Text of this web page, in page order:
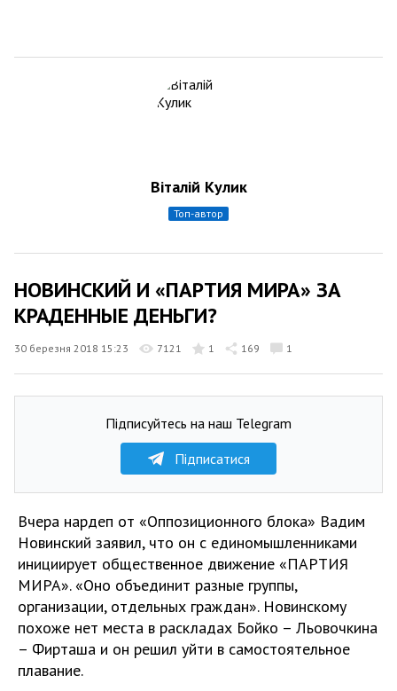
Віталій Кулик
топ-автор
НОВИНСКИЙ И «ПАРТИЯ МИРА» ЗА
КРАДЕННЫЕ ДЕНЬГИ?
30 березня 2018 15:23 7121 1 169 1
Підписуйтесь на наш Telegram
Підписатися
Вчера нардеп от «Оппозиционного блока» Вадим
Новинский заявил, что он с единомышленниками
инициирует общественное движение «ПАРТИЯ
МИРА». «Оно объединит разные группы,
организации, отдельных граждан». Новинскому
похоже нет места в раскладах Бойко – Льовочкина
– Фирташа и он решил уйти в самостоятельное
плавание.